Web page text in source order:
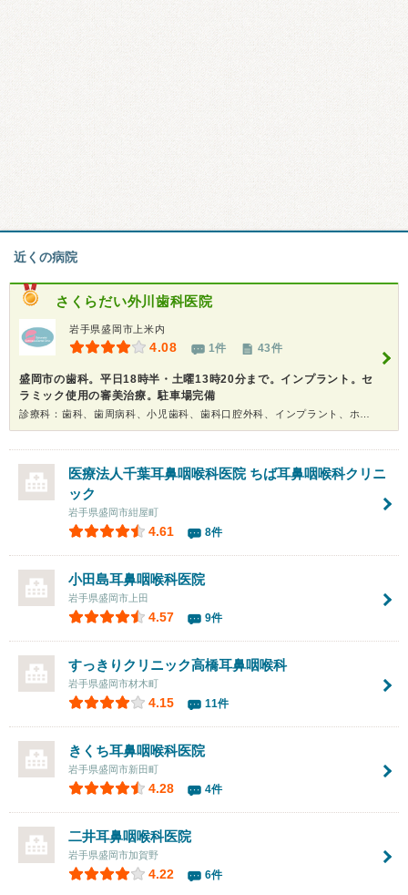
近くの病院
さくらだい外川歯科医院
岩手県盛岡市上米内
4.08 1件 43件
盛岡市の歯科。平日18時半・土曜13時20分まで。インプラント。セ
ラミック使用の審美治療。駐車場完備
医療法人千葉耳鼻咽喉科医院 ちば耳鼻咽喉科クリニ
ック
岩手県盛岡市紺屋町
4.61 8件
小田島耳鼻咽喉科医院
岩手県盛岡市上田
4.57 9件
すっきりクリニック高橋耳鼻咽喉科
岩手県盛岡市材木町
4.15 11件
きくち耳鼻咽喉科医院
岩手県盛岡市新田町
4.28 4件
二井耳鼻咽喉科医院
岩手県盛岡市加賀野
4.22 6件